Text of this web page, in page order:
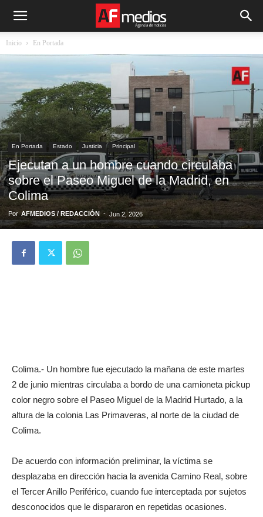
Inicio En Portada
En Portada Estado Justicia Principal
Ejecutan a un hombre cuando circulaba
sobre el Paseo Miguel de la Madrid, en
Colima
Por AFMEDIOS / REDACCIÓN - Jun 2, 2026
Colima.- Un hombre fue ejecutado la mañana de este martes
2 de junio mientras circulaba a bordo de una camioneta pickup
color negro sobre el Paseo Miguel de la Madrid Hurtado, a la
altura de la colonia Las Primaveras, al norte de la ciudad de
Colima.
De acuerdo con información preliminar, la víctima se
desplazaba en dirección hacia la avenida Camino Real, sobre
el Tercer Anillo Periférico, cuando fue interceptada por sujetos
desconocidos que le dispararon en repetidas ocasiones.